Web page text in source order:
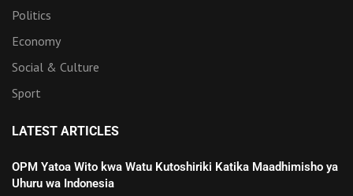
Politics
Economy
Social & Culture
Sport
LATEST ARTICLES
OPM Yatoa Wito kwa Watu Kutoshiriki Katika Maadhimisho ya
Uhuru wa Indonesia